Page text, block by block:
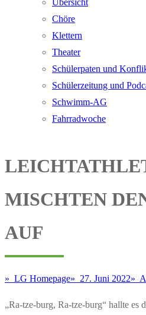
Übersicht
Chöre
Klettern
Theater
Schülerpaten und
Schülerzeitung und
Schwimm-AG
Fahrradwoche
MISCHTEN
AUF
LG Homepage 27. Juni 2022
„Ra-tze-burg, Ra-tze-burg“ hallte es